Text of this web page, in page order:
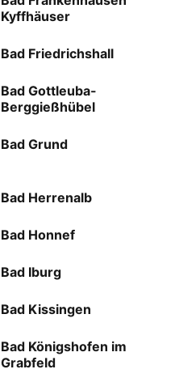
Kyffhäuser
Bad Friedrichshall
Bad Gottleuba-
Berggießhübel
Bad Grund
Bad Herrenalb
Bad Honnef
Bad Iburg
Bad Kissingen
Bad Königshofen im
Grabfeld